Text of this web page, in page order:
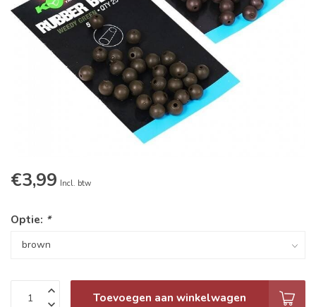
€3,99 Incl. btw
Optie: *
Toevoegen aan winkelwagen